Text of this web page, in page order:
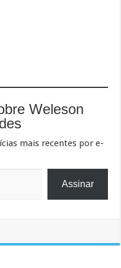
Weleson
mais recentes por e-
Assinar